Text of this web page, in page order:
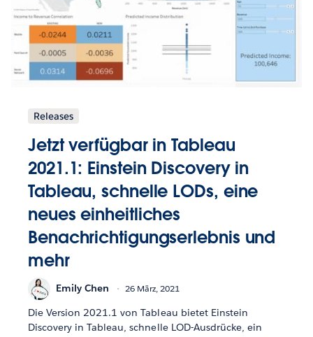
Releases
Jetzt verfügbar in Tableau
2021.1: Einstein Discovery in
Tableau, schnelle LODs, eine
neues einheitliches
Benachrichtigungserlebnis und
mehr
Emily Chen 26 März, 2021
Die Version 2021.1 von Tableau bietet Einstein
Discovery in Tableau, schnelle LOD-Ausdrücke, ein